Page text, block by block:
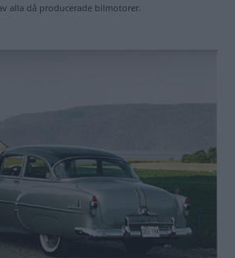
alla då producerade bilmotorer.